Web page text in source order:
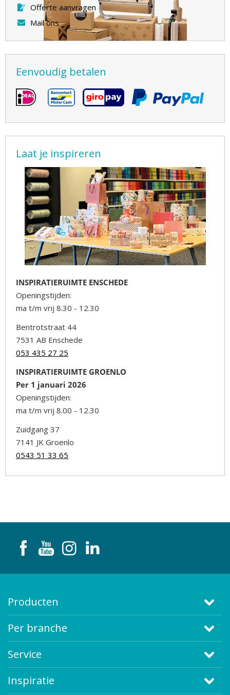
Offerte aanvragen
Mail ons
Eenvoudig betalen
Laat je inspireren
INSPIRATIERUIMTE ENSCHEDE
Openingstijden:
ma t/m vrij 8.30 - 12.30
Bentrotstraat 44
7531 AB Enschede
053 435 27 25
INSPIRATIERUIMTE GROENLO
Per 1 januari 2026
Openingstijden:
ma t/m vrij 8.00 - 12.30
Zuidgang 37
7141 JK Groenlo
0543 51 33 65
Producten
Per branche
Service
Inspiratie